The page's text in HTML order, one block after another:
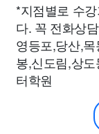
*지점별로 수
다. 꼭 전화상
영등포,당산,
봉,신도림,상
터학원